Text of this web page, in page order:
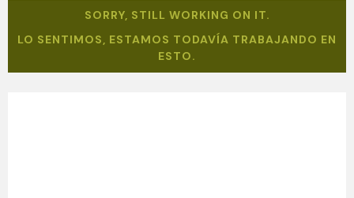
SORRY, STILL WORKING ON IT.
LO SENTIMOS, ESTAMOS TODAVÍA TRABAJANDO EN
ESTO.